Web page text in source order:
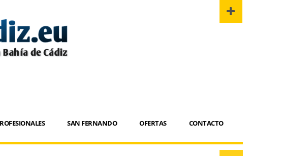
SAN FERNANDO OFERTAS CONTACTO